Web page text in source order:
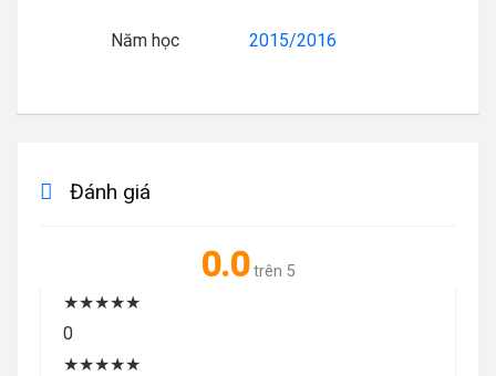
Năm học 2015/2016
Đánh giá
0.0 trên 5
★★★★★
0
★★★★★